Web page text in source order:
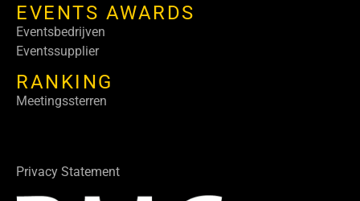
EVENTS AWARDS
Eventsbedrijven
Eventssupplier
RANKING
Meetingssterren
Privacy Statement